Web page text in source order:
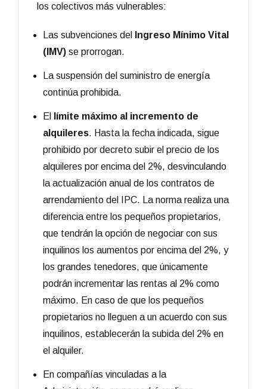
los colectivos más vulnerables:
Las subvenciones del
Ingreso Mínimo Vital
(IMV)se prorrogan.
La suspensión del suministro de energía
continúa prohibida.
El
límite máximo al incremento de
alquileres. Hasta la fecha indicada, sigue
prohibido por decreto subir el precio de los
alquileres por encima del 2%, desvinculando
la actualización anual de los contratos de
arrendamiento del IPC. La norma realiza una
diferencia entre los pequeños propietarios,
que tendrán la opción de negociar con sus
inquilinos los aumentos por encima del 2%, y
los grandes tenedores, que únicamente
podrán incrementar las rentas al 2% como
máximo. En caso de que los pequeños
propietarios no lleguen a un acuerdo con sus
inquilinos, establecerán la subida del 2% en
el alquiler.
En compañías vinculadas a la